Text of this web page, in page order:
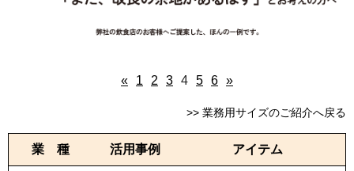
« 1 2 3 4 5 6 »
>> 業務用サイズのご紹介へ戻る
業 種 活用事例 アイテム